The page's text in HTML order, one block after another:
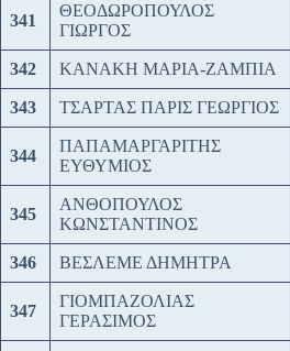
341
ΘΕΟΔΩΡΟΠΟΥΛΟΣ
ΓΙΩΡΓΟΣ
342 ΚΑΝΑΚΗ ΜΑΡΙΑ-ΖΑΜΠΙΑ
343 ΤΣΑΡΤΑΣ ΠΑΡΙΣ ΓΕΩΡΓΙΟΣ
344
ΠΑΠΑΜΑΡΓΑΡΙΤΗΣ
ΕΥΘΥΜΙΟΣ
345
ΑΝΘΟΠΟΥΛΟΣ
ΚΩΝΣΤΑΝΤΙΝΟΣ
346 ΒΕΣΛΕΜΕ ΔΗΜΗΤΡΑ
347
ΓΙΟΜΠΑΖΟΛΙΑΣ
ΓΕΡΑΣΙΜΟΣ